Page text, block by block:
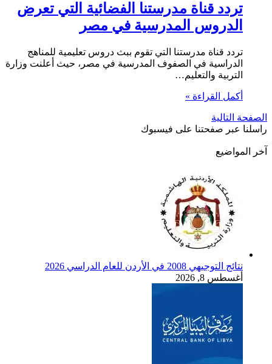
تردد قناة مدرستنا الفضائية التي تعرض
الدروس المدرسية في مصر
تردد قناة مدرستنا التي تقوم ببث دروس تعليمية للمناهج
الدراسية في الصفوف المدرسية في مصر، حيث أعلنت وزارة
التربية والتعليم…
أكمل القراءة »
الصفحة التالية
راسلنا عبر صفحتنا على فيسبوك
آخر المواضيع
نتائج التوجيهي 2008 في الأردن للعام الدراسي 2026
أغسطس 8, 2026